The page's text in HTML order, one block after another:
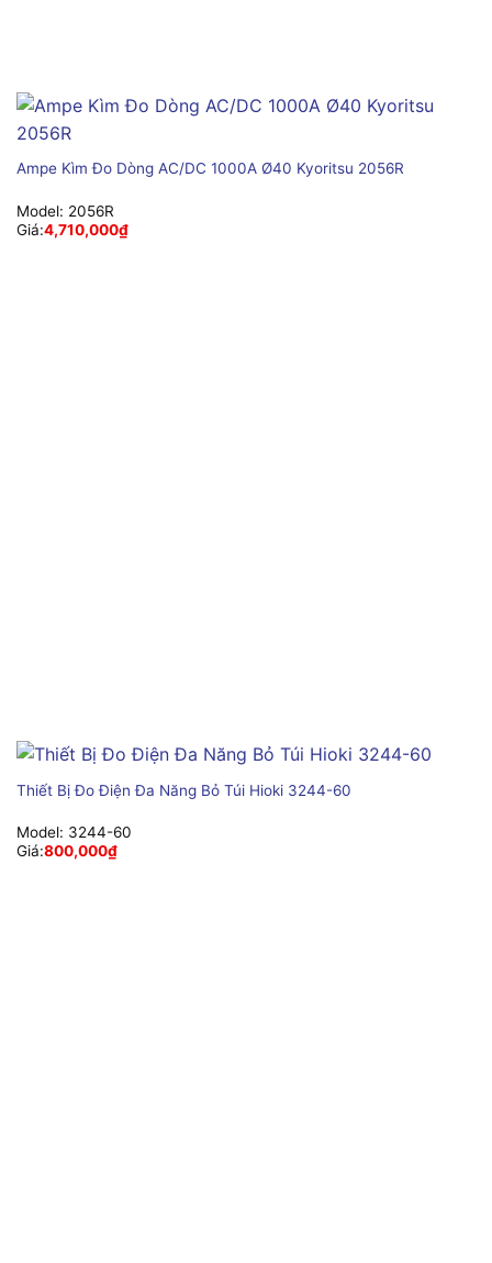
Ampe Kìm Đo Dòng AC/DC 1000A Ø40 Kyoritsu 2056R
Model: 2056R
Giá:4,710,000₫
Thiết Bị Đo Điện Đa Năng Bỏ Túi Hioki 3244-60
Model: 3244-60
Giá:800,000₫